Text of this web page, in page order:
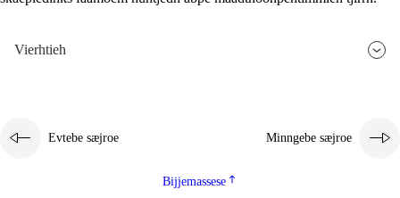
Vierhtieh
Evtebe sæjroe Minngebe sæjroe
Bijjemassese